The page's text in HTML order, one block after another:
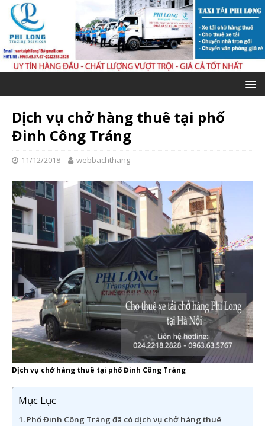
Dịch vụ chở hàng thuê tại phố
Đinh Công Tráng
11/12/2018 webbachthang
Dịch vụ chở hàng thuê tại phố Đinh Công Tráng
Mục Lục
Phố Đinh Công Tráng đã có dịch vụ chở hàng thuê